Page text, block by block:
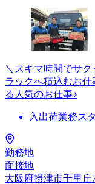
＼スキマ時間でサ
ラックへ積込むお
る人気のお仕事♪
入出荷業務ス
勤務地
面接地
大阪府摂津市千里